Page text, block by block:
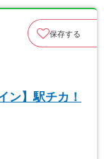
保存する
ン】駅チカ！